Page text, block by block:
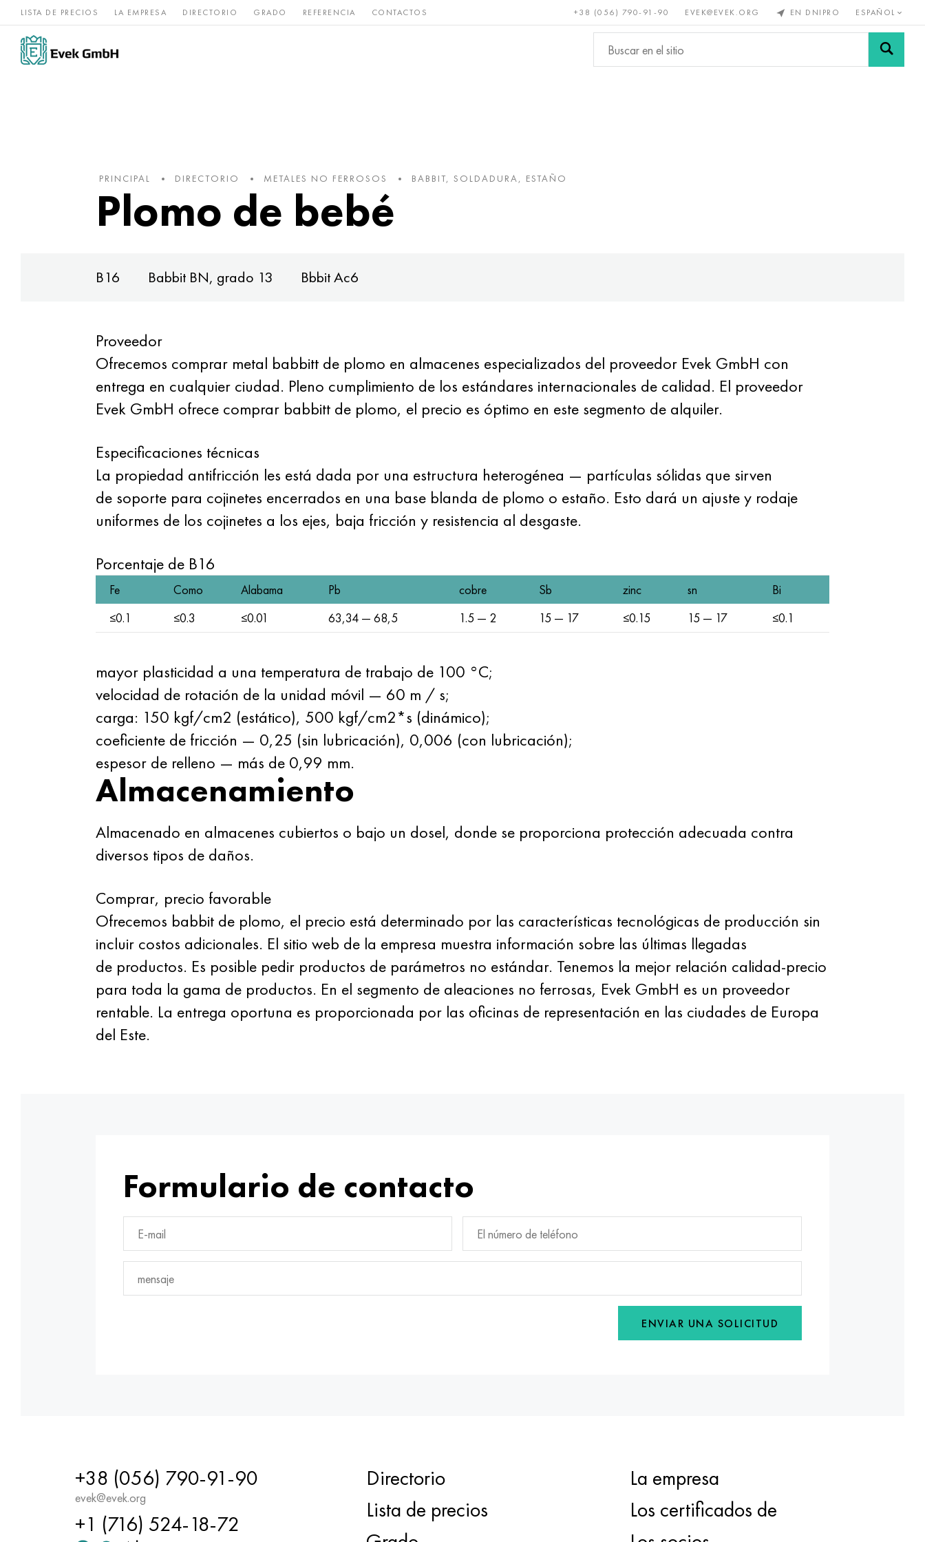
LISTA DE PRECIOS LA EMPRESA DIRECTORIO GRADO REFERENCIA CONTACTOS +38 (056) 790-91-90 EVEK@EVEK.ORG EN DNIPRO ESPAÑOL
Aleaciones de
níquel
acero Raro y Bronce, cobre, Metales no
ferrosos
Aleación de Mallas y
PRINCIPAL DIRECTORIO METALES NO FERROSOS BABBIT, SOLDADURA, ESTAÑO
Plomo de bebé
B16 Babbit BN, grado 13 Bbbit Ac6
Proveedor
Ofrecemos comprar metal babbitt de plomo en almacenes especializados del proveedor Evek GmbH con
entrega en cualquier ciudad. Pleno cumplimiento de los estándares internacionales de calidad. El proveedor
Evek GmbH ofrece comprar babbitt de plomo, el precio es óptimo en este segmento de alquiler.
Especificaciones técnicas
La propiedad antifricción les está dada por una estructura heterogénea — partículas sólidas que sirven
de soporte para cojinetes encerrados en una base blanda de plomo o estaño. Esto dará un ajuste y rodaje
uniformes de los cojinetes a los ejes, baja fricción y resistencia al desgaste.
Porcentaje de B16
Fe Como Alabama Pb cobre Sb zinc sn
Bi
≤0.1
≤0.3 ≤0.01 63,34 — 68,5 1.5 — 2 15 — 17 ≤0.15 15 — 17 ≤0.1
mayor plasticidad a una temperatura de trabajo de 100 °C;
velocidad de rotación de la unidad móvil — 60 m / s;
carga: 150 kgf/cm2 (estático), 500 kgf/cm2*s (dinámico);
coeficiente de fricción — 0,25 (sin lubricación), 0,006 (con lubricación);
espesor de relleno — más de 0,99 mm.
Almacenamiento
Almacenado en almacenes cubiertos o bajo un dosel, donde se proporciona protección adecuada contra
diversos tipos de daños.
Comprar, precio favorable
Ofrecemos babbit de plomo, el precio está determinado por las características tecnológicas de producción sin
incluir costos adicionales. El sitio web de la empresa muestra información sobre las últimas llegadas
de productos. Es posible pedir productos de parámetros no estándar. Tenemos la mejor relación calidad-precio
para toda la gama de productos. En el segmento de aleaciones no ferrosas, Evek GmbH es un proveedor
rentable. La entrega oportuna es proporcionada por las oficinas de representación en las ciudades de Europa
del Este.
Formulario de contacto
ENVIAR UNA SOLICITUD
+38 (056) 790-91-90
evek@evek.org
+1 (716) 524-18-72
Directorio
Lista de precios
La empresa
Los certificados de